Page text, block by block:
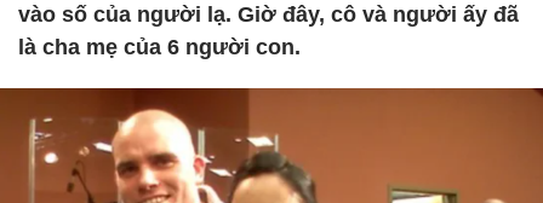
vào số của người lạ. Giờ đây, cô và người ấy đã
là cha mẹ của 6 người con.